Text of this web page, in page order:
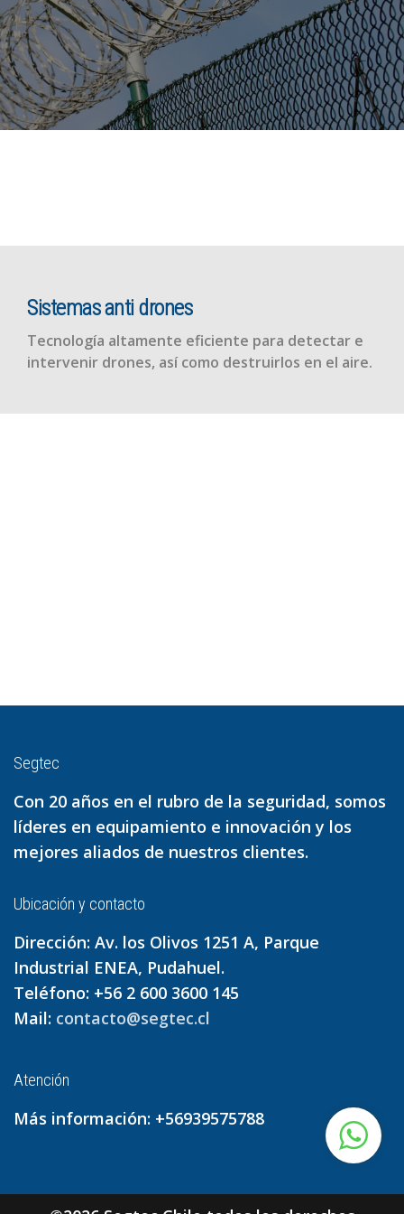
Sistemas anti drones
Tecnología altamente eficiente para detectar e
intervenir drones, así como destruirlos en el aire.
Segtec
Con 20 años en el rubro de la seguridad, somos
líderes en equipamiento e innovación y los
mejores aliados de nuestros clientes.
Ubicación y contacto
Dirección: Av. los Olivos 1251 A, Parque
Industrial ENEA, Pudahuel.
Teléfono: +56 2 600 3600 145
Mail: contacto@segtec.cl
Atención
Más información: +56939575788